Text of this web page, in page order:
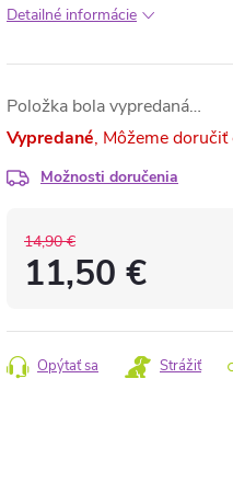
Detailné informácie
Položka bola vypredaná…
Vypredané
Možnosti doručenia
14,90 €
11,50 €
cena:
Opýtať sa Strážiť